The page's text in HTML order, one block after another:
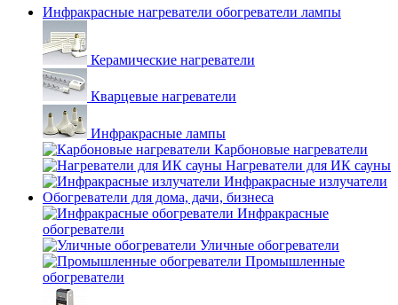
Инфракрасные нагреватели обогреватели лампы
Керамические нагреватели
Кварцевые нагреватели
Инфракрасные лампы
Карбоновые нагреватели
Нагреватели для ИК сауны
Инфракрасные излучатели
Обогреватели для дома, дачи, бизнеса
Инфракрасные
обогреватели
Уличные обогреватели
Промышленные
обогреватели